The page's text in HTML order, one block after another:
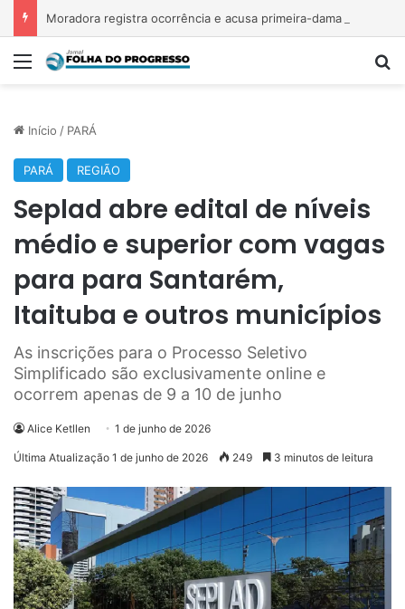
Menu
Início / PARÁ
PARÁ REGIÃO
Seplad abre edital de níveis
médio e superior com vagas
para para Santarém,
Itaituba e outros municípios
As inscrições para o Processo Seletivo
Simplificado são exclusivamente online e
ocorrem apenas de 9 a 10 de junho
Alice Ketllen 1 de junho de 2026
Última Atualização 1 de junho de 2026 249 3 minutos de leitura